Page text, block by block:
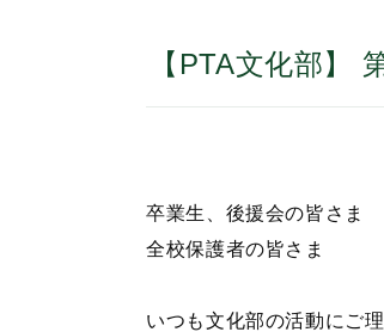
【PTA文化部】
卒業生、後援会の皆さま
全校保護者の皆さま
いつも文化部の活動にご